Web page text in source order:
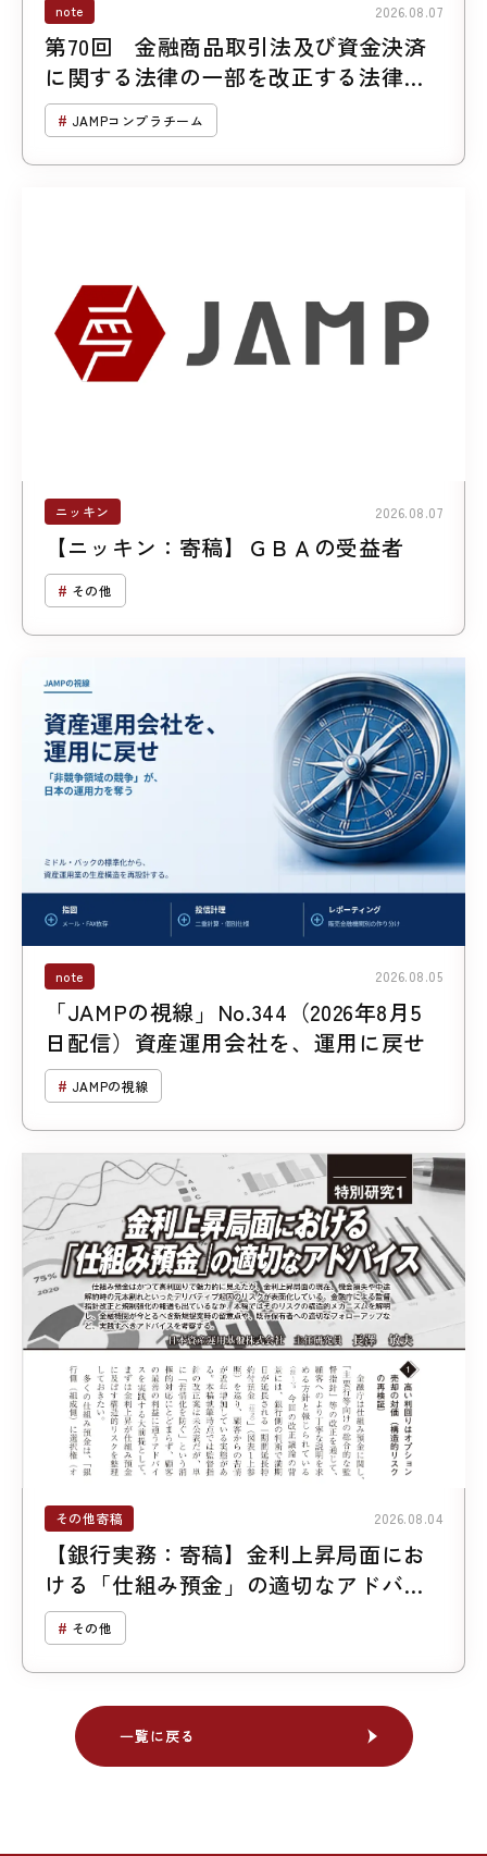
note 2026.08.07
第70回 金融商品取引法及び資金決済
に関する法律の一部を改正する法律案
について （第２回「暗号資産に係る規
制の見直し」）
JAMPコンプラチーム
ニッキン 2026.08.07
【ニッキン：寄稿】ＧＢＡの受益者
その他
note 2026.08.05
「JAMPの視線」No.344（2026年8月5
日配信）資産運用会社を、運用に戻せ
JAMPの視線
その他寄稿 2026.08.04
【銀行実務：寄稿】金利上昇局面にお
ける「仕組み預金」の適切なアドバイ
ス その他
一覧に戻る
一覧に戻る